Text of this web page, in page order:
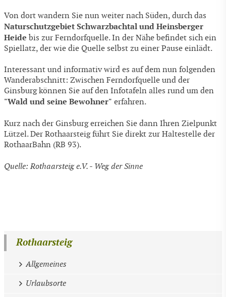
Von dort wandern Sie nun weiter nach Süden, durch das
Naturschutzgebiet Schwarzbachtal und Heinsberger
Heide bis zur Ferndorfquelle. In der Nähe befindet sich ein
Spiellatz, der wie die Quelle selbst zu einer Pause einlädt.
Interessant und informativ wird es auf dem nun folgenden
Wanderabschnitt: Zwischen Ferndorfquelle und der
Ginsburg können Sie auf den Infotafeln alles rund um den
"Wald und seine Bewohner" erfahren.
Kurz nach der Ginsburg erreichen Sie dann Ihren Zielpunkt
Lützel. Der Rothaarsteig führt Sie direkt zur Haltestelle der
RothaarBahn (RB 93).
Quelle: Rothaarsteig e.V. - Weg der Sinne
Rothaarsteig
Allgemeines
Urlaubsorte